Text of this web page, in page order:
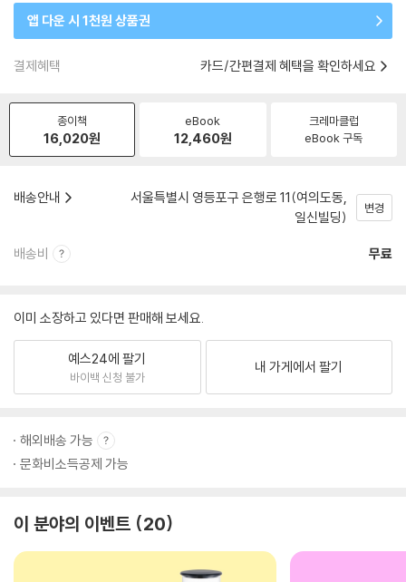
앱 다운 시 1천원 상품권
결제혜택 카드/간편결제 혜택을 확인하세요
종이책
16,020원
eBook
12,460원
크레마클럽
eBook 구독
배송안내
서울특별시 영등포구 은행로 11(여의도동,
일신빌딩)
변경
배송비 무료
이미 소장하고 있다면 판매해 보세요.
예스24에 팔기
바이백 신청 불가
내 가게에서 팔기
해외배송 가능
문화비소득공제 가능
이 분야의 이벤트 20